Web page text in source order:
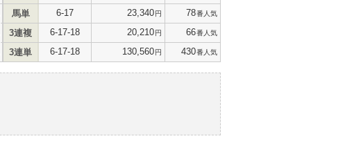
馬単 6-17 23,340円 78番人気
3連複 6-17-18 20,210円 66番人気
3連単 6-17-18 130,560円 430番人気